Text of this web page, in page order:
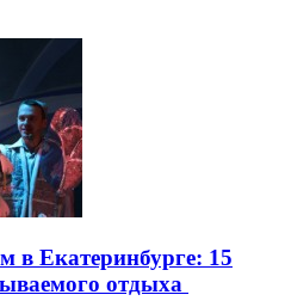
в Екатеринбурге: 15
отдыха